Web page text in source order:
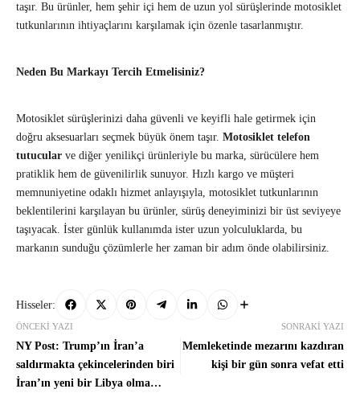
taşır. Bu ürünler, hem şehir içi hem de uzun yol sürüşlerinde motosiklet
tutkunlarının ihtiyaçlarını karşılamak için özenle tasarlanmıştır.
Neden Bu Markayı Tercih Etmelisiniz?
Motosiklet sürüşlerinizi daha güvenli ve keyifli hale getirmek için
doğru aksesuarları seçmek büyük önem taşır. Motosiklet telefon
tutucular ve diğer yenilikçi ürünleriyle bu marka, sürücülere hem
pratiklik hem de güvenilirlik sunuyor. Hızlı kargo ve müşteri
memnuniyetine odaklı hizmet anlayışıyla, motosiklet tutkunlarının
beklentilerini karşılayan bu ürünler, sürüş deneyiminizi bir üst seviyeye
taşıyacak. İster günlük kullanımda ister uzun yolculuklarda, bu
markanın sunduğu çözümlerle her zaman bir adım önde olabilirsiniz.
Hisseler:
ÖNCEKI YAZI
NY Post: Trump’ın İran’a
saldırmakta çekincelerinden biri
İran’ın yeni bir Libya olma
SONRAKI YAZI
Memleketinde mezarını kazdıran
kişi bir gün sonra vefat etti